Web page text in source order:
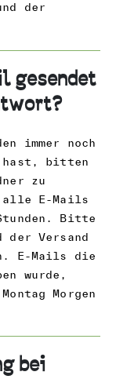
der
gesendet
immer noch
hast, bitten
zu
E-Mails
Bitte
der Versand
E-Mails die
wurde,
Morgen
bei